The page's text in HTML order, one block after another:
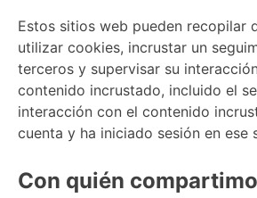
Estos sitios web pueden recopilar
utilizar cookies, incrustar un
terceros y supervisar su
contenido incrustado, incluido el
interacción con el contenido
cuenta y ha iniciado sesión en ese
Con quién